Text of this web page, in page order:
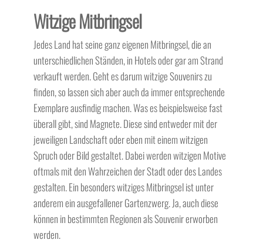
Witzige Mitbringsel
Jedes Land hat seine ganz eigenen Mitbringsel, die an
unterschiedlichen Ständen, in Hotels oder gar am Strand
verkauft werden. Geht es darum witzige Souvenirs zu
finden, so lassen sich aber auch da immer entsprechende
Exemplare ausfindig machen. Was es beispielsweise fast
überall gibt, sind Magnete. Diese sind entweder mit der
jeweiligen Landschaft oder eben mit einem witzigen
Spruch oder Bild gestaltet. Dabei werden witzigen Motive
oftmals mit den Wahrzeichen der Stadt oder des Landes
gestalten. Ein besonders witziges Mitbringsel ist unter
anderem ein ausgefallener Gartenzwerg. Ja, auch diese
können in bestimmten Regionen als Souvenir erworben
werden.